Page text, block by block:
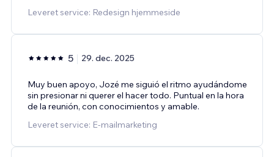
Leveret service: Redesign hjemmeside
5 29. dec. 2025
Muy buen apoyo, Jozé me siguió el ritmo ayudándome
sin presionar ni querer el hacer todo. Puntual en la hora
de la reunión, con conocimientos y amable.
Leveret service: E-mailmarketing